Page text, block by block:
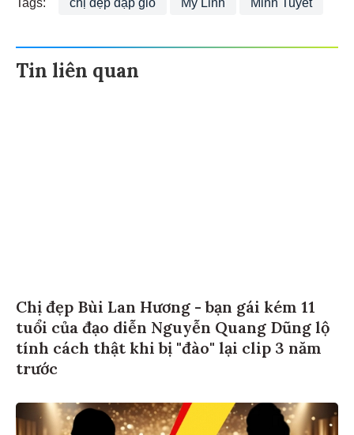
Tags: chị đẹp đạp gió Mỹ Linh Minh Tuyết
Tin liên quan
Chị đẹp Bùi Lan Hương - bạn gái kém 11
tuổi của đạo diễn Nguyễn Quang Dũng lộ
tính cách thật khi bị "đào" lại clip 3 năm
trước